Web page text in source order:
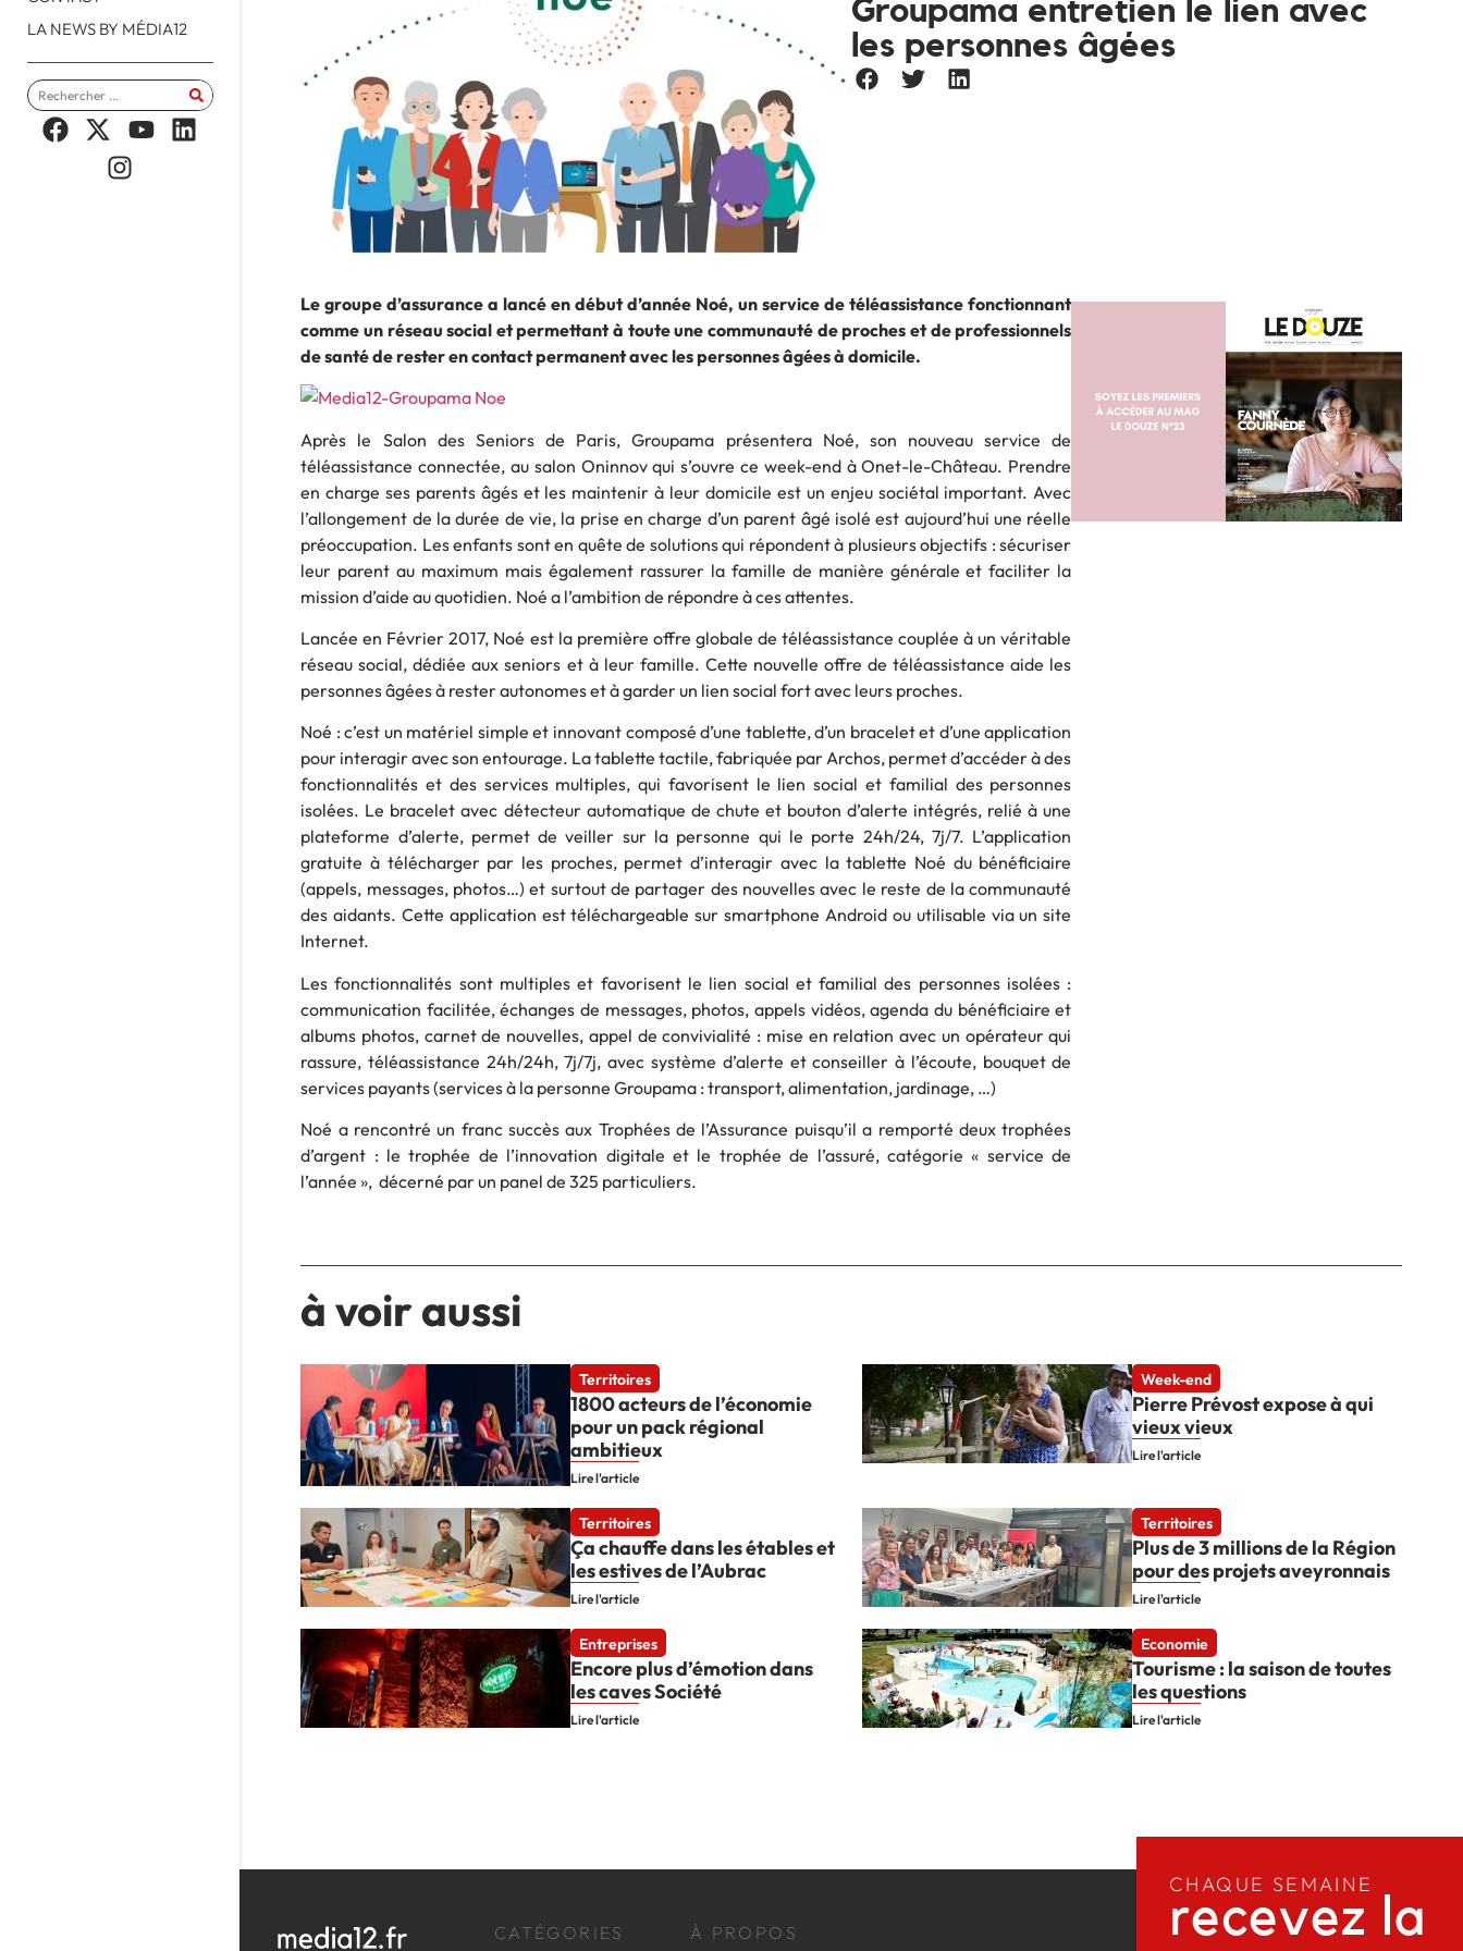
LA NEWS BY MÉDIA12
Groupama entretien le lien avec
les personnes âgées
Le groupe d’assurance a lancé en début d’année Noé, un service de téléassistance fonctionnant
comme un réseau social et permettant à toute une communauté de proches et de professionnels
de santé de rester en contact permanent avec les personnes âgées à domicile.
Après le Salon des Seniors de Paris, Groupama présentera Noé, son nouveau service de
téléassistance connectée, au salon Oninnov qui s’ouvre ce week-end à Onet-le-Château. Prendre
en charge ses parents âgés et les maintenir à leur domicile est un enjeu sociétal important. Avec
l’allongement de la durée de vie, la prise en charge d’un parent âgé isolé est aujourd’hui une réelle
préoccupation. Les enfants sont en quête de solutions qui répondent à plusieurs objectifs : sécuriser
leur parent au maximum mais également rassurer la famille de manière générale et faciliter la
mission d’aide au quotidien. Noé a l’ambition de répondre à ces attentes.
Lancée en Février 2017, Noé est la première offre globale de téléassistance couplée à un véritable
réseau social, dédiée aux seniors et à leur famille. Cette nouvelle offre de téléassistance aide les
personnes âgées à rester autonomes et à garder un lien social fort avec leurs proches.
Noé : c’est un matériel simple et innovant composé d’une tablette, d’un bracelet et d’une application
pour interagir avec son entourage. La tablette tactile, fabriquée par Archos, permet d’accéder à des
fonctionnalités et des services multiples, qui favorisent le lien social et familial des personnes
isolées. Le bracelet avec détecteur automatique de chute et bouton d’alerte intégrés, relié à une
plateforme d’alerte, permet de veiller sur la personne qui le porte 24h/24, 7j/7. L’application
gratuite à télécharger par les proches, permet d’interagir avec la tablette Noé du bénéficiaire
(appels, messages, photos…) et surtout de partager des nouvelles avec le reste de la communauté
des aidants. Cette application est téléchargeable sur smartphone Android ou utilisable via un site
Internet.
Les fonctionnalités sont multiples et favorisent le lien social et familial des personnes isolées :
communication facilitée, échanges de messages, photos, appels vidéos, agenda du bénéficiaire et
albums photos, carnet de nouvelles, appel de convivialité : mise en relation avec un opérateur qui
rassure, téléassistance 24h/24h, 7j/7j, avec système d’alerte et conseiller à l’écoute, bouquet de
services payants (services à la personne Groupama : transport, alimentation, jardinage, …)
Noé a rencontré un franc succès aux Trophées de l’Assurance puisqu’il a remporté deux trophées
d’argent : le trophée de l’innovation digitale et le trophée de l’assuré, catégorie « service de
l’année », décerné par un panel de 325 particuliers.
à voir aussi
Territoires
1800 acteurs de l’économie
pour un pack régional
ambitieux
Lire l'article
Week-end
Pierre Prévost expose à qui
vieux vieux
Lire l'article
Territoires
Ça chauffe dans les étables et
les estives de l’Aubrac
Lire l'article
Territoires
Plus de 3 millions de la Région
pour des projets aveyronnais
Lire l'article
Entreprises
Encore plus d’émotion dans
les caves Société
Lire l'article
Economie
Tourisme : la saison de toutes
les questions
Lire l'article
CATÉGORIES À PROPOS
CHAQUE SEMAINE
recevez la